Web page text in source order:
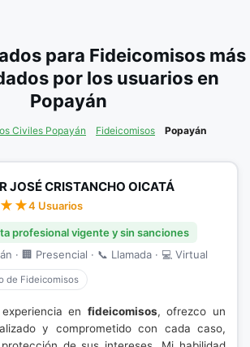
para Fideicomisos más
por los usuarios en
Popayán
Civiles Popayán Fideicomisos Popayán
JOSÉ CRISTANCHO OICATÁ
4 Usuarios
profesional vigente y sin sanciones
· 🏢 Presencial · 📞 Llamada · 💻 Virtual
de Fideicomisos
en fideicomisos, ofrezco un
y comprometido con cada caso,